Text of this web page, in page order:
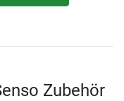
Zubehör